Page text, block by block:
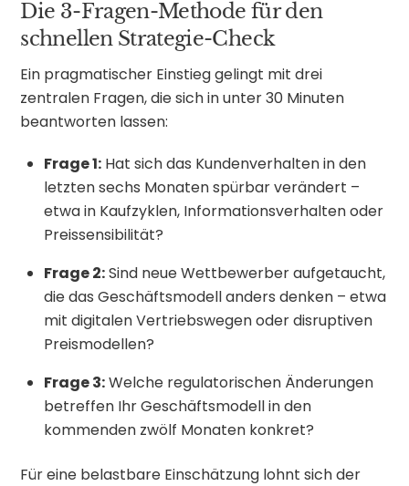
Die 3-Fragen-Methode für den
schnellen Strategie-Check
Ein pragmatischer Einstieg gelingt mit drei
zentralen Fragen, die sich in unter 30 Minuten
beantworten lassen:
Frage 1: Hat sich das Kundenverhalten in den
letzten sechs Monaten spürbar verändert –
etwa in Kaufzyklen, Informationsverhalten oder
Preissensibilität?
Frage 2:Sind neue Wettbewerber aufgetaucht,
die das Geschäftsmodell anders denken – etwa
mit digitalen Vertriebswegen oder disruptiven
Preismodellen?
Frage 3:Welche regulatorischen Änderungen
betreffen Ihr Geschäftsmodell in den
kommenden zwölf Monaten konkret?
Für eine belastbare Einschätzung lohnt sich der